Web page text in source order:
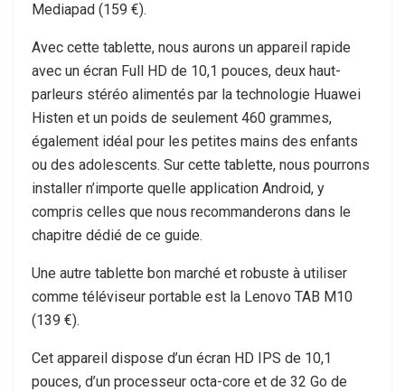
Mediapad (159 €).
Avec cette tablette, nous aurons un appareil rapide
avec un écran Full HD de 10,1 pouces, deux haut-
parleurs stéréo alimentés par la technologie Huawei
Histen et un poids de seulement 460 grammes,
également idéal pour les petites mains des enfants
ou des adolescents. Sur cette tablette, nous pourrons
installer n’importe quelle application Android, y
compris celles que nous recommanderons dans le
chapitre dédié de ce guide.
Une autre tablette bon marché et robuste à utiliser
comme téléviseur portable est la Lenovo TAB M10
(139 €).
Cet appareil dispose d’un écran HD IPS de 10,1
pouces, d’un processeur octa-core et de 32 Go de